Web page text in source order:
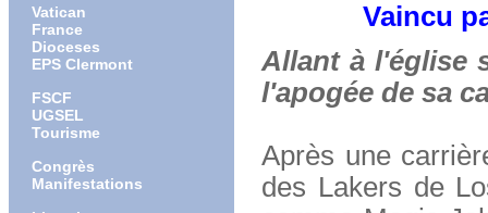
Vatican
France
Dioceses
EPS Clermont
FSCF
UGSEL
Tourisme
Congrès
Manifestations
Vaincu
Allant à l'église
l'apogée de sa
Après une
des Lakers de